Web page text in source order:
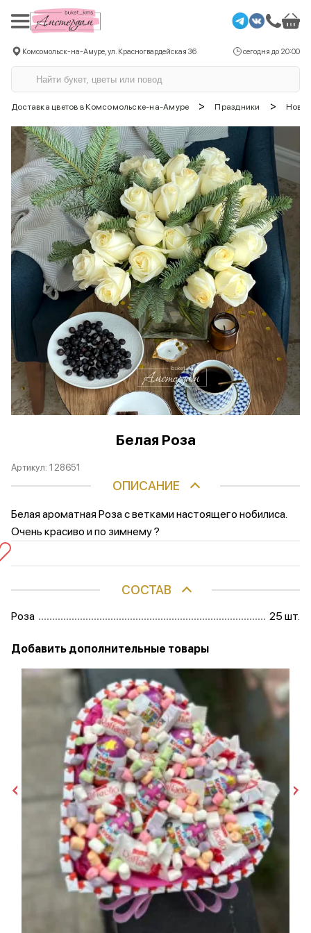
Комсомольск-на-Амуре, ул. Красногвардейская 36 сегодня до 20:00
Доставка цветов в Комсомольске-на-Амуре > Праздники >
Белая Роза
Артикул:128651
ОПИСАНИЕ
Белая ароматная Роза с ветками настоящего нобилиса.
Очень красиво и по зимнему ?
СОСТАВ
Роза 25 шт.
Добавить дополнительные товары